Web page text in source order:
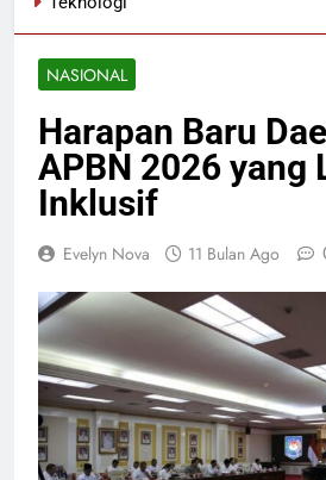
NASIONAL
Harapan Baru
APBN 2026 yang
Inklusif
Evelyn Nova 11 Bulan Ago